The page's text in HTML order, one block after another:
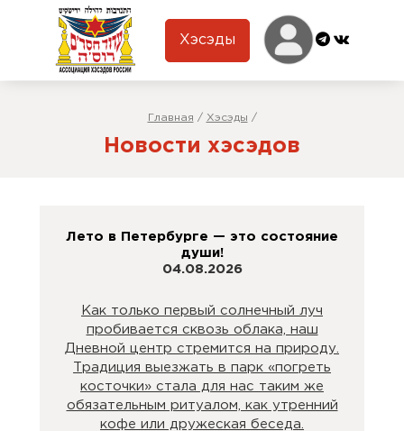
Хэсэды
Главная / Хэсэды /
Новости хэсэдов
Лето в Петербурге — это состояние
души!
04.08.2026
Как только первый солнечный луч
пробивается сквозь облака, наш
Дневной центр стремится на природу.
Традиция выезжать в парк «погреть
косточки» стала для нас таким же
обязательным ритуалом, как утренний
кофе или дружеская беседа.